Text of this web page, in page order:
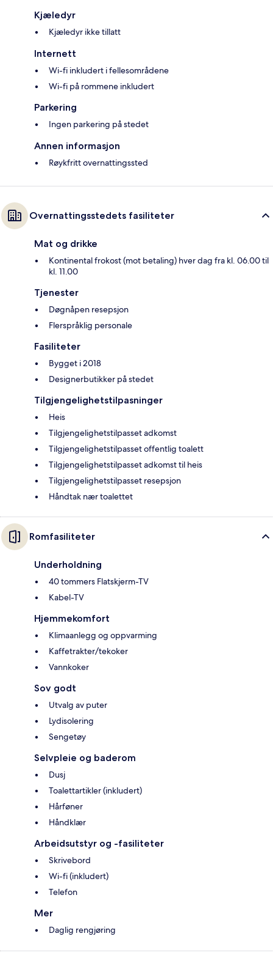
Kjæledyr
Kjæledyr ikke tillatt
Internett
Wi-fi inkludert i fellesområdene
Wi-fi på rommene inkludert
Parkering
Ingen parkering på stedet
Annen informasjon
Røykfritt overnattingssted
Overnattingsstedets fasiliteter
Mat og drikke
Kontinental frokost (mot betaling) hver dag fra kl. 06.00 til
kl. 11.00
Tjenester
Døgnåpen resepsjon
Flerspråklig personale
Fasiliteter
Bygget i 2018
Designerbutikker på stedet
Tilgjengelighetstilpasninger
Heis
Tilgjengelighetstilpasset adkomst
Tilgjengelighetstilpasset offentlig toalett
Tilgjengelighetstilpasset adkomst til heis
Tilgjengelighetstilpasset resepsjon
Håndtak nær toalettet
Romfasiliteter
Underholdning
40 tommers Flatskjerm-TV
Kabel-TV
Hjemmekomfort
Klimaanlegg og oppvarming
Kaffetrakter/tekoker
Vannkoker
Sov godt
Utvalg av puter
Lydisolering
Sengetøy
Selvpleie og baderom
Dusj
Toalettartikler (inkludert)
Hårføner
Håndklær
Arbeidsutstyr og -fasiliteter
Skrivebord
Wi-fi (inkludert)
Telefon
Mer
Daglig rengjøring